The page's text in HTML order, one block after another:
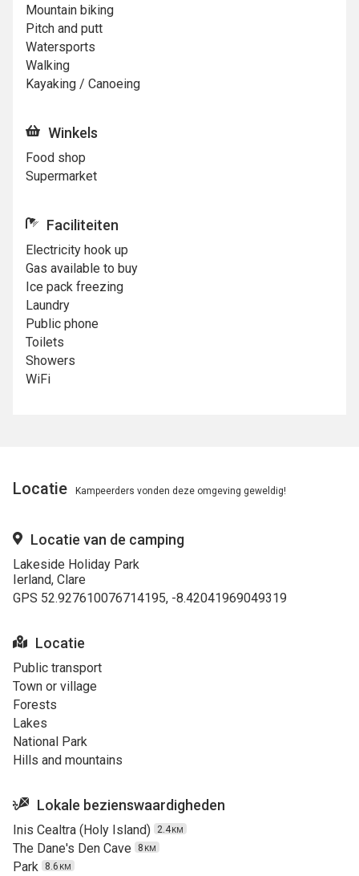
Mountain biking
Pitch and putt
Watersports
Walking
Kayaking / Canoeing
Winkels
Food shop
Supermarket
Faciliteiten
Electricity hook up
Gas available to buy
Ice pack freezing
Laundry
Public phone
Toilets
Showers
WiFi
Locatie Kampeerders vonden deze omgeving geweldig!
Locatie van de camping
Lakeside Holiday Park
Ierland, Clare
GPS 52.927610076714195, -8.42041969049319
Locatie
Public transport
Town or village
Forests
Lakes
National Park
Hills and mountains
Lokale bezienswaardigheden
Inis Cealtra (Holy Island) 2.4KM
The Dane's Den Cave 8 KM
Park 8.6 KM